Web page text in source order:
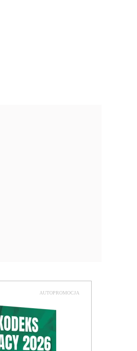
AUTOPROMOCJA